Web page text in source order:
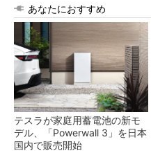
あなたにおすすめ
テスラが家庭用蓄電池の新モ
デル、「Powerwall 3」を日本
国内で販売開始